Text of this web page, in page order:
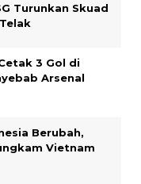
Turunkan Skuad
3 Gol di
Arsenal
Berubah,
Vietnam